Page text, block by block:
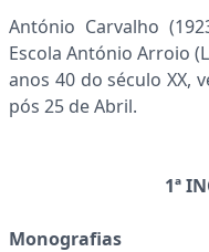
António Carvalho
Escola António Arroio
anos 40 do século XX,
pós 25 de Abril.
1ª
Monografias